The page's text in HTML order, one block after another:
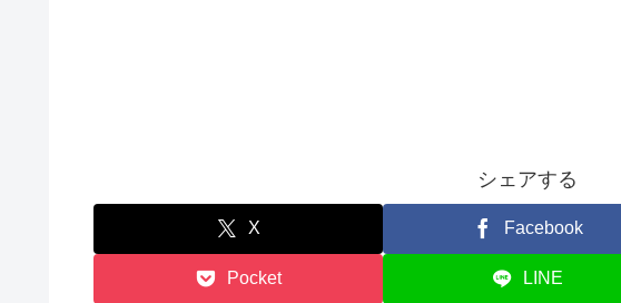
シェアする
X Facebook
Pocket LINE